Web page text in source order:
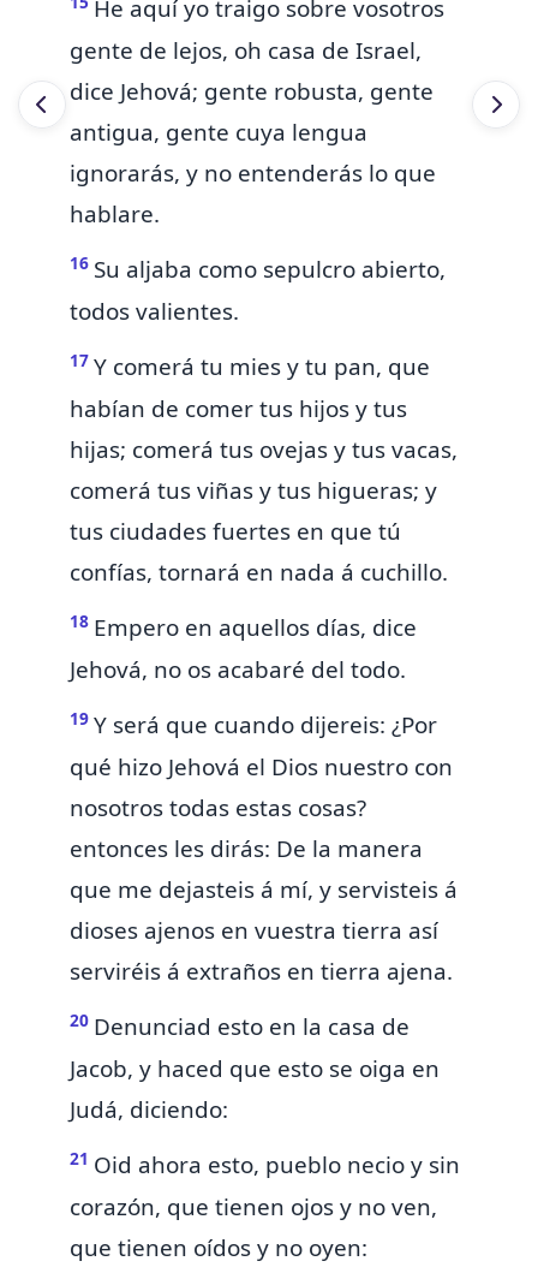
He aquí yo traigo sobre vosotros
gente de lejos, oh casa de Israel,
dice Jehová; gente robusta, gente
antigua, gente cuya lengua
ignorarás, y no entenderás lo que
hablare.
16 Su aljaba como sepulcro abierto,
todos valientes.
17 Y comerá tu mies y tu pan, que
habían de comer tus hijos y tus
hijas; comerá tus ovejas y tus vacas,
comerá tus viñas y tus higueras; y
tus ciudades fuertes en que tú
confías, tornará en nada á cuchillo.
18 Empero en aquellos días, dice
Jehová, no os acabaré del todo.
19 Y será que cuando dijereis: ¿Por
qué hizo Jehová el Dios nuestro con
nosotros todas estas cosas?
entonces les dirás: De la manera
que me dejasteis á mí, y servisteis á
dioses ajenos en vuestra tierra así
serviréis á extraños en tierra ajena.
20 Denunciad esto en la casa de
Jacob, y haced que esto se oiga en
Judá, diciendo:
21 Oid ahora esto, pueblo necio y sin
corazón, que tienen ojos y no ven,
que tienen oídos y no oyen: